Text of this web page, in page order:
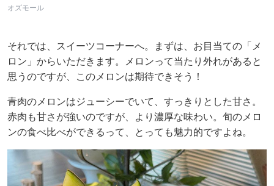
オズモール
それでは、スイーツコーナーへ。まずは、お目当ての「メ
ロン」からいただきます。メロンって当たり外れがあると
思うのですが、このメロンは期待できそう！
青肉のメロンはジューシーでいて、すっきりとした甘さ。
赤肉も甘さが強いのですが、より濃厚な味わい。旬のメロ
ンの食べ比べができるって、とっても魅力的ですよね。